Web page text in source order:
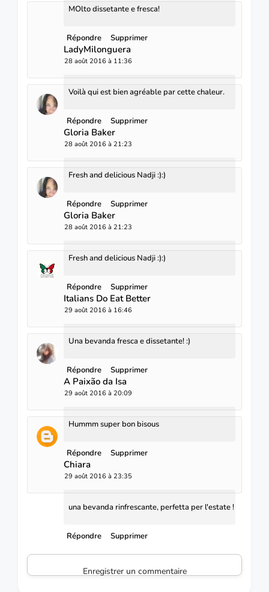
MOlto dissetante e fresca!
Répondre Supprimer
LadyMilonguera
28 août 2016 à 11:36
Voilà qui est bien agréable par cette chaleur.
Répondre Supprimer
Gloria Baker
28 août 2016 à 21:23
Fresh and delicious Nadji :):)
Répondre Supprimer
Gloria Baker
28 août 2016 à 21:23
Fresh and delicious Nadji :):)
Répondre Supprimer
Italians Do Eat Better
29 août 2016 à 16:46
Una bevanda fresca e dissetante! :)
Répondre Supprimer
A Paixão da Isa
29 août 2016 à 20:09
Hummm super bon bisous
Répondre Supprimer
Chiara
29 août 2016 à 23:35
una bevanda rinfrescante, perfetta per l'estate !
Répondre Supprimer
Enregistrer un commentaire